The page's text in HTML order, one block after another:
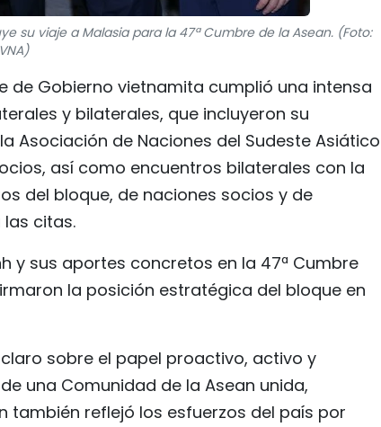
su viaje a Malasia para la 47ª Cumbre de la Asean. (Foto:
VNA)
de Gobierno vietnamita cumplió una intensa
y bilaterales, que incluyeron su
Asociación de Naciones del Sudeste Asiático
así como encuentros bilaterales con la
del bloque, de naciones socios y de
citas.
y sus aportes concretos en la 47ª Cumbre
la posición estratégica del bloque en
sobre el papel proactivo, activo y
una Comunidad de la Asean unida,
también reflejó los esfuerzos del país por